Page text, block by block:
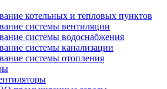
котельных и тепловых пунктов
системы вентиляции
системы водоснабжения
системы канализации
системы отопления